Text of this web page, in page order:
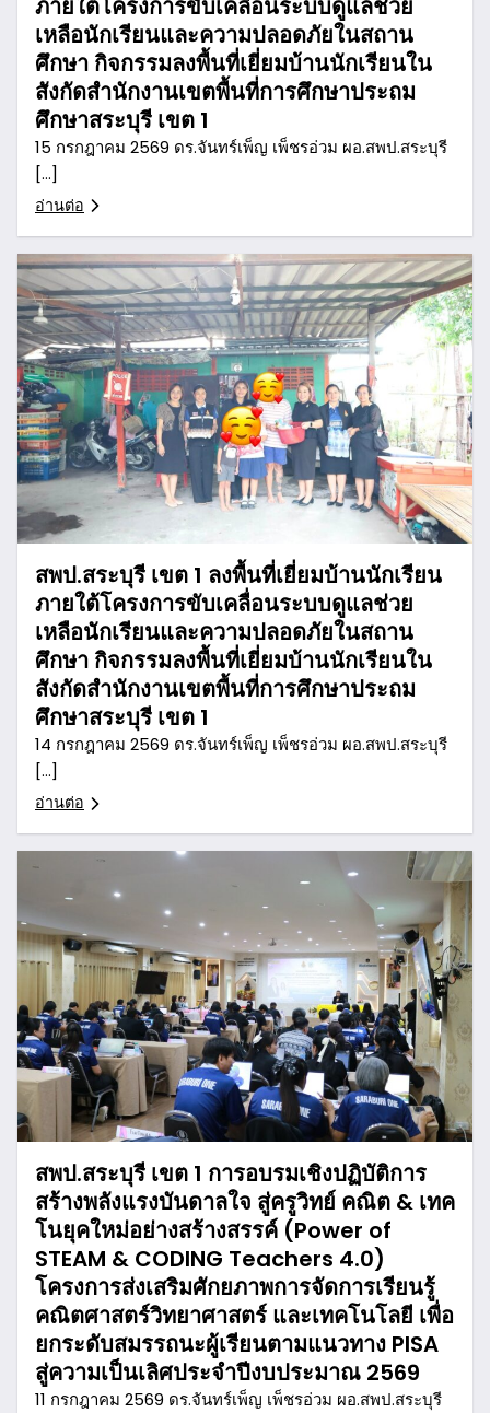
ภายใต้โครงการขับเคลื่อนระบบดูแลช่วย
เหลือนักเรียนและความปลอดภัยในสถาน
ศึกษา กิจกรรมลงพื้นที่เยี่ยมบ้านนักเรียนใน
สังกัดสำนักงานเขตพื้นที่การศึกษาประถม
ศึกษาสระบุรี เขต 1
15 กรกฎาคม 2569 ดร.จันทร์เพ็ญ เพ็ชรอ่วม ผอ.สพป.สระบุรี
[…]
อ่านต่อ
สพป.สระบุรี เขต 1 ลงพื้นที่เยี่ยมบ้านนักเรียน
ภายใต้โครงการขับเคลื่อนระบบดูแลช่วย
เหลือนักเรียนและความปลอดภัยในสถาน
ศึกษา กิจกรรมลงพื้นที่เยี่ยมบ้านนักเรียนใน
สังกัดสำนักงานเขตพื้นที่การศึกษาประถม
ศึกษาสระบุรี เขต 1
14 กรกฎาคม 2569 ดร.จันทร์เพ็ญ เพ็ชรอ่วม ผอ.สพป.สระบุรี
[…]
อ่านต่อ
สพป.สระบุรี เขต 1 การอบรมเชิงปฏิบัติการ
สร้างพลังแรงบันดาลใจ สู่ครูวิทย์ คณิต & เทค
โนยุคใหม่อย่างสร้างสรรค์ (Power of
STEAM & CODING Teachers 4.0)
โครงการส่งเสริมศักยภาพการจัดการเรียนรู้
คณิตศาสตร์วิทยาศาสตร์ และเทคโนโลยี เพื่อ
ยกระดับสมรรถนะผู้เรียนตามแนวทาง PISA
สู่ความเป็นเลิศประจำปีงบประมาณ 2569
11 กรกฎาคม 2569 ดร.จันทร์เพ็ญ เพ็ชรอ่วม ผอ.สพป.สระบุรี